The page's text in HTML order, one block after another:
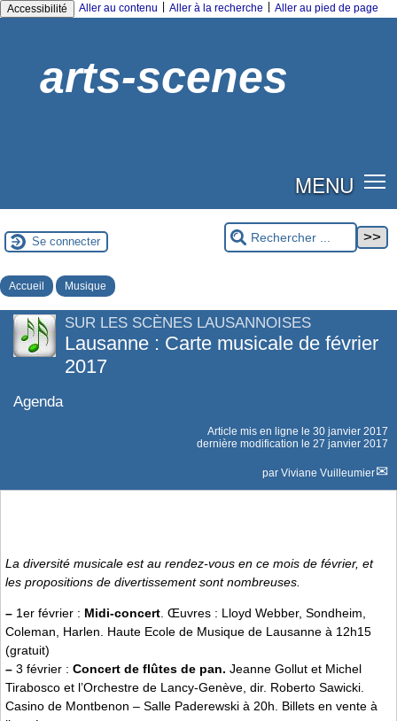
Accessibilité Aller au contenu Aller à la recherche Aller au pied de page
arts-scenes
MENU
Se connecter
Accueil Musique
SUR LES SCÈNES LAUSANNOISES
Lausanne : Carte musicale de février
2017
Agenda
Article mis en ligne le 30 janvier 2017
dernière modification le 27 janvier 2017
par Viviane Vuilleumier
La diversité musicale est au rendez-vous en ce mois de février, et
les propositions de divertissement sont nombreuses.
– 1er février : Midi-concert. Œuvres : Lloyd Webber, Sondheim,
Coleman, Harlen. Haute Ecole de Musique de Lausanne à 12h15
(gratuit)
– 3 février : Concert de flûtes de pan. Jeanne Gollut et Michel
Tirabosco et l’Orchestre de Lancy-Genève, dir. Roberto Sawicki.
Casino de Montbenon – Salle Paderewski à 20h. Billets en vente à